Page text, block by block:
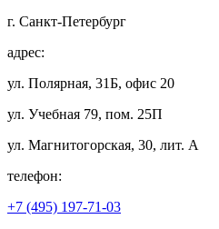
г. Санкт-Петербург
адрес:
ул. Полярная, 31Б, офис 20
ул. Учебная 79, пом. 25П
ул. Магнитогорская, 30, лит. А
телефон:
+7 (495) 197-71-03